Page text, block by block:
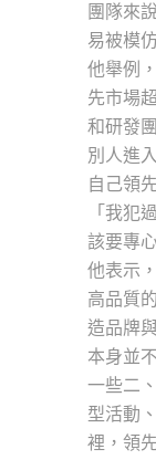
團隊來
易被模
他舉例
先市場
和研發
別人進
自己領
「我犯
該要專
他表示
高品質
造品牌
本身並
一些二
型活動
裡，領